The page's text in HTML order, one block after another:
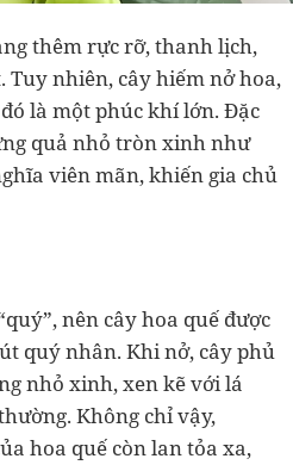
thêm rực rỡ, thanh lịch,
Tuy nhiên, cây hiếm nở hoa,
là một phúc khí lớn. Đặc
quả nhỏ tròn xinh như
viên mãn, khiến gia chủ
nên cây hoa quế được
quý nhân. Khi nở, cây phủ
nhỏ xinh, xen kẽ với lá
Không chỉ vậy,
hoa quế còn lan tỏa xa,